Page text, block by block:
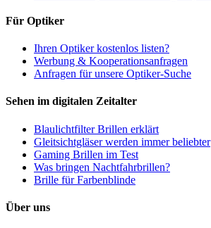
Für Optiker
Ihren Optiker kostenlos listen?
Werbung & Kooperationsanfragen
Anfragen für unsere Optiker-Suche
Sehen im digitalen Zeitalter
Blaulichtfilter Brillen erklärt
Gleitsichtgläser werden immer beliebter
Gaming Brillen im Test
Was bringen Nachtfahrbrillen?
Brille für Farbenblinde
Über uns